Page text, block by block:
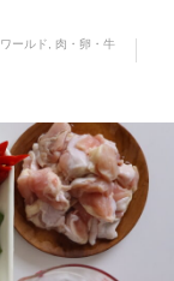
ワールド
肉・卵・牛